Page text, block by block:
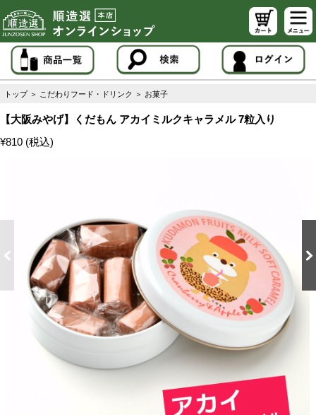
トップ ＞ こだわりフード・ドリンク ＞ お菓子
【大阪みやげ】くだもん アカイミルクキャラメル 7粒入り
¥810 (税込)